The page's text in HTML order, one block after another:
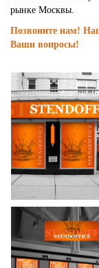
рынке Москвы.
Позвоните нам!
Ваши вопросы!